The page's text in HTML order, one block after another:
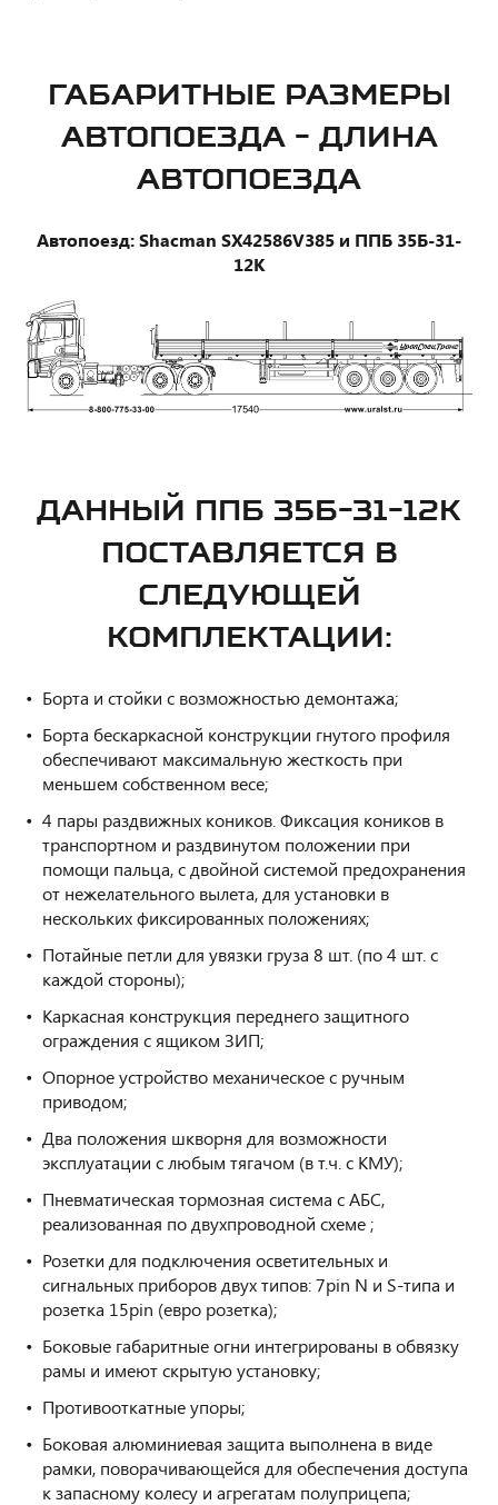
ГАБАРИТНЫЕ РАЗМЕРЫ
АВТОПОЕЗДА - ДЛИНА
АВТОПОЕЗДА
Автопоезд: Shacman SX42586V385 и ППБ 35Б-31-
12К
ДАННЫЙ ППБ 35Б-31-12К
ПОСТАВЛЯЕТСЯ В
СЛЕДУЮЩЕЙ
КОМПЛЕКТАЦИИ:
Борта и стойки с возможностью демонтажа;
Борта бескаркасной конструкции гнутого профиля
обеспечивают максимальную жесткость при
меньшем собственном весе;
4 пары раздвижных коников. Фиксация коников в
транспортном и раздвинутом положении при
помощи пальца, с двойной системой предохранения
от нежелательного вылета, для установки в
нескольких фиксированных положениях;
Потайные петли для увязки груза 8 шт. (по 4 шт. с
каждой стороны);
Каркасная конструкция переднего защитного
ограждения с ящиком ЗИП;
Опорное устройство механическое с ручным
приводом;
Два положения шкворня для возможности
эксплуатации с любым тягачом (в т.ч. с КМУ);
Пневматическая тормозная система с АБС,
реализованная по двухпроводной схеме ;
Розетки для подключения осветительных и
сигнальных приборов двух типов: 7pin N и S-типа и
розетка 15pin (евро розетка);
Боковые габаритные огни интегрированы в обвязку
рамы и имеют скрытую установку;
Противооткатные упоры;
Боковая алюминиевая защита выполнена в виде
рамки, поворачивающейся для обеспечения доступа
к запасному колесу и агрегатам полуприцепа;